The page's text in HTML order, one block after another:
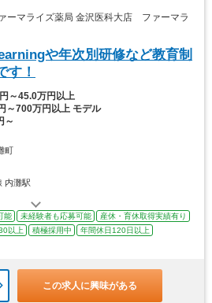
ーマライズ薬局 金沢医科大店 ファーマラ
や年次別研修など教育制
す！
～45.0万円以上
～700万円以上 モデル
～
町
内灘駅
能 未経験者も応募可能
産休・育休取得実績有り
以上 積極採用中
年間休日120日以上
この求人に興味がある